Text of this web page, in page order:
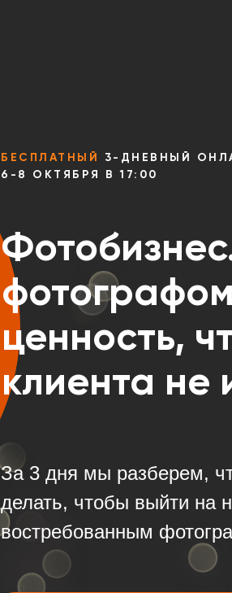
ценность,
клиента не
За 3 дня мы разберем,
делать, чтобы выйти на
востребованным
БЕСПЛАТНЫЙ
3-ДНЕВНЫЙ
6-8 ОКТЯБРЯ В 17:00